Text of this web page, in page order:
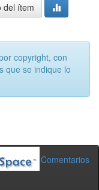
del ítem
copyright, con
que se indique lo
Comentarios